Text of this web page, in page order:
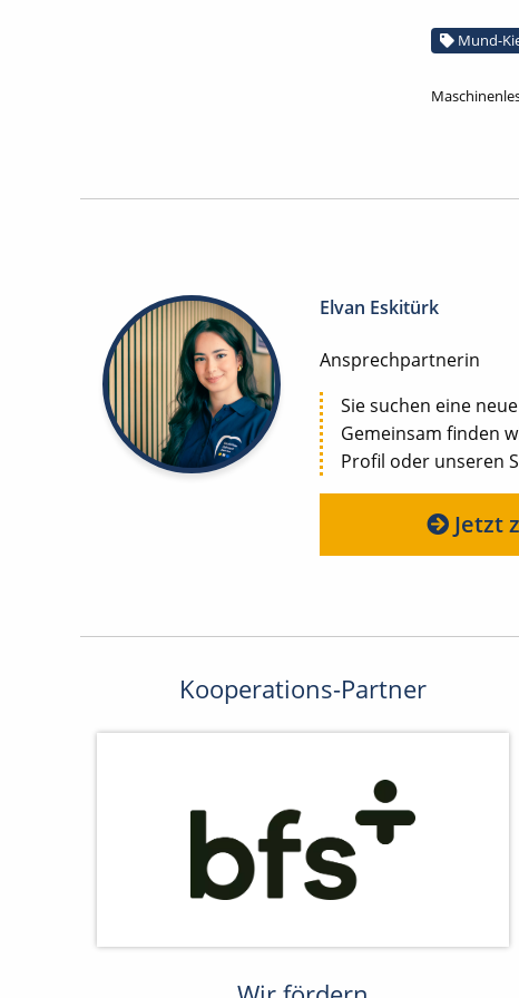
Mund-
Elvan Eskitürk
Ansprechpartnerin
Sie suchen eine
Gemeinsam finden
Profil oder unseren
Jetzt
Kooperations-Partner